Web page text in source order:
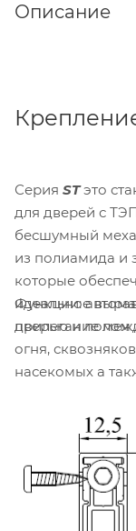
Описание
Серия STэто
для дверей с
бесшумный
из полиамида и
которые
идеальное
прилегание
Функции:
дверью и полом
огня,
насекомых а